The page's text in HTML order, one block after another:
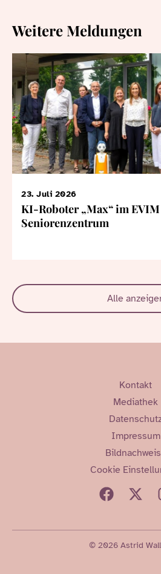
Weitere Meldungen
23. Juli 2026
KI-Roboter „Max“ im EVIM
Seniorenzentrum
Alle
Kontakt
Mediathek
Impressum
Cookie
© 2026 Astrid